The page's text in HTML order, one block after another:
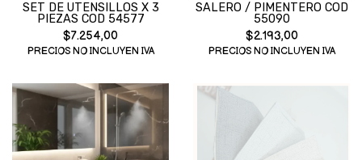
SET DE UTENSILLOS X 3
PIEZAS COD 54577
$7.254,00
PRECIOS NO INCLUYEN IVA
SALERO / PIMENTERO COD
55090
$2.193,00
PRECIOS NO INCLUYEN IVA